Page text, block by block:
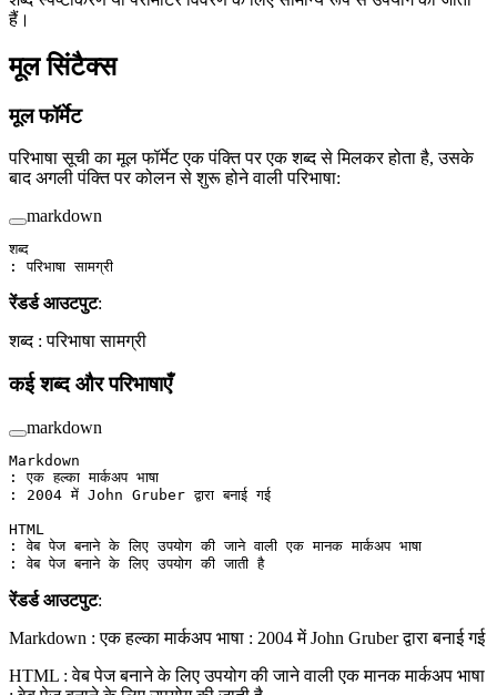
हैं।
मूल सिंटैक्स
मूल फॉर्मेट
परिभाषा सूची का मूल फॉर्मेट एक पंक्ति पर एक शब्द से मिलकर होता है, उसके
बाद अगली पंक्ति पर कोलन से शुरू होने वाली परिभाषा:
markdown
शब्द
: परिभाषा सामग्री
रेंडर्ड आउटपुट:
शब्द : परिभाषा सामग्री
कई शब्द और परिभाषाएँ
markdown
Markdown
: एक हल्का मार्कअप भाषा
: 2004 में John Gruber द्वारा बनाई गई
HTML
: वेब पेज बनाने के लिए उपयोग की जाने वाली एक मानक मार्कअप भाषा
: वेब पेज बनाने के लिए उपयोग की जाती है
रेंडर्ड आउटपुट:
Markdown : एक हल्का मार्कअप भाषा : 2004 में John Gruber द्वारा बनाई गई
HTML : वेब पेज बनाने के लिए उपयोग की जाने वाली एक मानक मार्कअप भाषा